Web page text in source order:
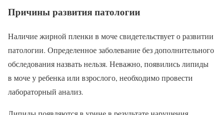
Причины развития патологии
Наличие жирной пленки в моче свидетельствует о развитии
патологии. Определенное заболевание без дополнительного
обследования назвать нельзя. Неважно, появились липиды
в моче у ребенка или взрослого, необходимо провести
лабораторный анализ.